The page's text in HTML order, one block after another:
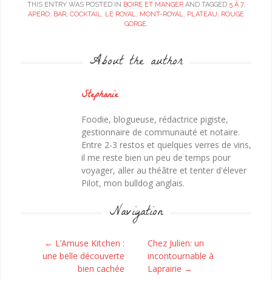
THIS ENTRY WAS POSTED IN BOIRE ET MANGERAND TAGGED 5 À 7,
APERO BAR COCKTAIL LE ROYAL MONT-ROYAL PLATEAU
ROUGE
GORGE.
About the author
Stephanie
Foodie, blogueuse, rédactrice pigiste,
gestionnaire de communauté et notaire.
Entre 2-3 restos et quelques verres de vins,
il me reste bien un peu de temps pour
voyager, aller au théâtre et tenter d'élever
Pilot, mon bulldog anglais.
Navigation
← L’Amuse Kitchen :
une belle découverte
bien cachée
Chez Julien: un
incontournable à
Laprairie →